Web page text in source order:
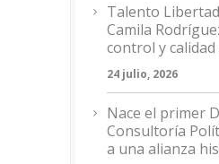
Talento
Camila
control y calidad
24 julio, 2026
Nace el primer
Consultoría
a una alianza